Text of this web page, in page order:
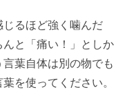
るほど強く噛んだ
と「痛い！」としか
葉自体は別の物でも
を使ってください。